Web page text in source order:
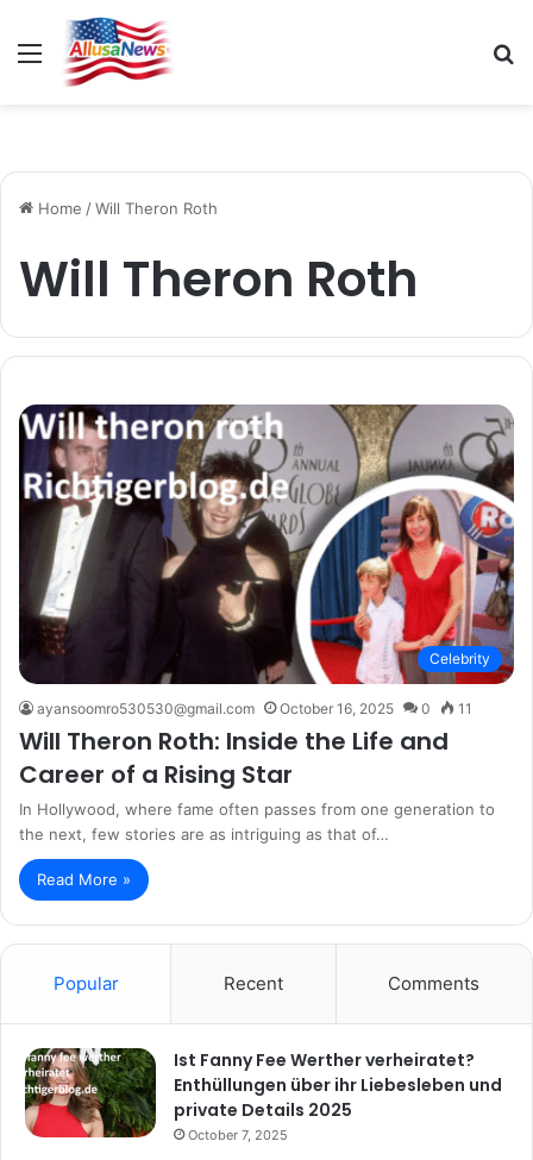
Menu
Home /Will Theron Roth
Will Theron Roth
Celebrity
ayansoomro530530@gmail.com October 16, 2025 0 11
Will Theron Roth: Inside the Life and
Career of a Rising Star
In Hollywood, where fame often passes from one generation to
the next, few stories are as intriguing as that of…
Read More »
Popular Recent Comments
Ist Fanny Fee Werther verheiratet?
Enthüllungen über ihr Liebesleben und
private Details 2025
October 7, 2025